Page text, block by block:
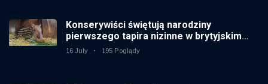
Konserywiści świętują narodziny
pierwszego tapira nizinne w brytyjskim
zoo od 14 lat
16 July 195 Poglądy